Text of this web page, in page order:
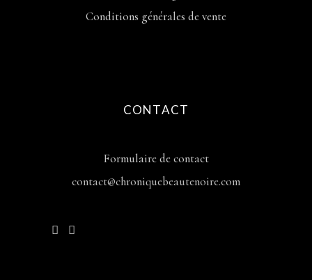
Conditions générales de vente
CONTACT
Formulaire de contact
contact@chroniquebeautenoire.com